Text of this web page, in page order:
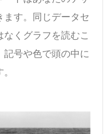
す。同じデータセ
くグラフを読むこ
記号や色で頭の中に